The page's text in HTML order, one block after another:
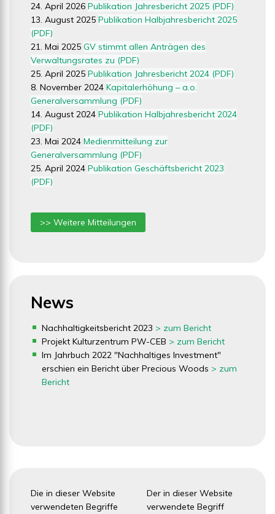
24. April 2026 Publikation Jahresbericht 2025 (PDF)
13. August 2025 Publikation Halbjahresbericht 2025
(PDF)
21. Mai 2025 GV stimmt allen Anträgen des
Verwaltungsrates zu (PDF)
25. April 2025 Publikation Jahresbericht 2024 (PDF)
8. November 2024 Kapitalerhöhung – a.o.
Generalversammlung (PDF)
14. August 2024 Publikation Halbjahresbericht 2024
(PDF)
23. Mai 2024 Medienmitteilung zur
Generalversammlung (PDF)
25. April 2024 Publikation Geschäftsbericht 2023
(PDF)
>> Weitere Mitteilungen
News
Nachhaltigkeitsbericht 2023 > zum Bericht
Projekt Kulturzentrum PW-CEB > zum Bericht
Im Jahrbuch 2022 "Nachhaltiges Investment"
erschien ein Bericht über Precious Woods > zum
Bericht
Die in dieser Website
verwendeten Begriffe
Der in dieser Website
verwendete Begriff